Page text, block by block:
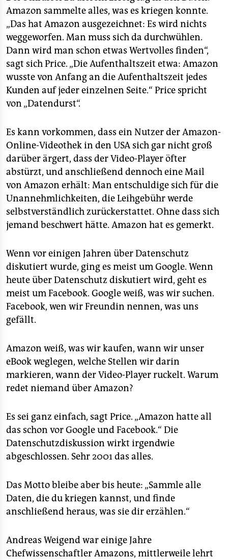
Amazon sammelte alles, was es kriegen konnte.
„Das hat Amazon ausgezeichnet: Es wird nichts
weggeworfen. Man muss sich da durchwühlen.
Dann wird man schon etwas Wertvolles finden“,
sagt sich Price. „Die Aufenthaltszeit etwa: Amazon
wusste von Anfang an die Aufenthaltszeit jedes
Kunden auf jeder einzelnen Seite.“ Price spricht
von „Datendurst“.
Es kann vorkommen, dass ein Nutzer der Amazon-
Online-Videothek in den USA sich gar nicht groß
darüber ärgert, dass der Video-Player öfter
abstürzt, und anschließend dennoch eine Mail
von Amazon erhält: Man entschuldige sich für die
Unannehmlichkeiten, die Leihgebühr werde
selbstverständlich zurückerstattet. Ohne dass sich
jemand beschwert hätte. Amazon hat es gemerkt.
Wenn vor einigen Jahren über Datenschutz
diskutiert wurde, ging es meist um Google. Wenn
heute über Datenschutz diskutiert wird, geht es
meist um Facebook. Google weiß, was wir suchen.
Facebook, wen wir Freundin nennen, was uns
gefällt.
Amazon weiß, was wir kaufen, wann wir unser
eBook weglegen, welche Stellen wir darin
markieren, wann der Video-Player ruckelt. Warum
redet niemand über Amazon?
Es sei ganz einfach, sagt Price. „Amazon hatte all
das schon vor Google und Facebook.“ Die
Datenschutzdiskussion wirkt irgendwie
abgeschlossen. Sehr 2001 das alles.
Das Motto bleibe aber bis heute: „Sammle alle
Daten, die du kriegen kannst, und finde
anschließend heraus, was sie dir erzählen.“
Andreas Weigend war einige Jahre
Chefwissenschaftler Amazons, mittlerweile lehrt